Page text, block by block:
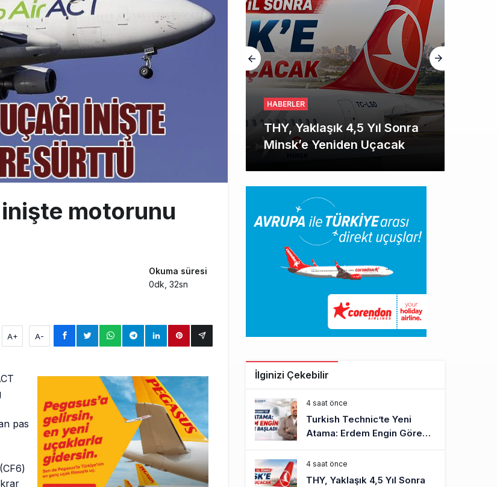
Pistinde İlk Test Uçuşu Yapıldı
inişte motorunu
Okuma süresi
0dk, 32sn
A+ A-
pas
HABERLER
THY, Yaklaşık 4,5 Yıl Sonra
Minsk’e Yeniden Uçacak
İlginizi Çekebilir
4 saat önce
Turkish Technic’te Yeni
Atama: Erdem Engin Göreve
Başladı
4 saat önce
THY, Yaklaşık 4,5 Yıl Sonra